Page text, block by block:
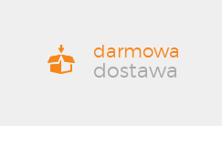
darmowa
dostawa